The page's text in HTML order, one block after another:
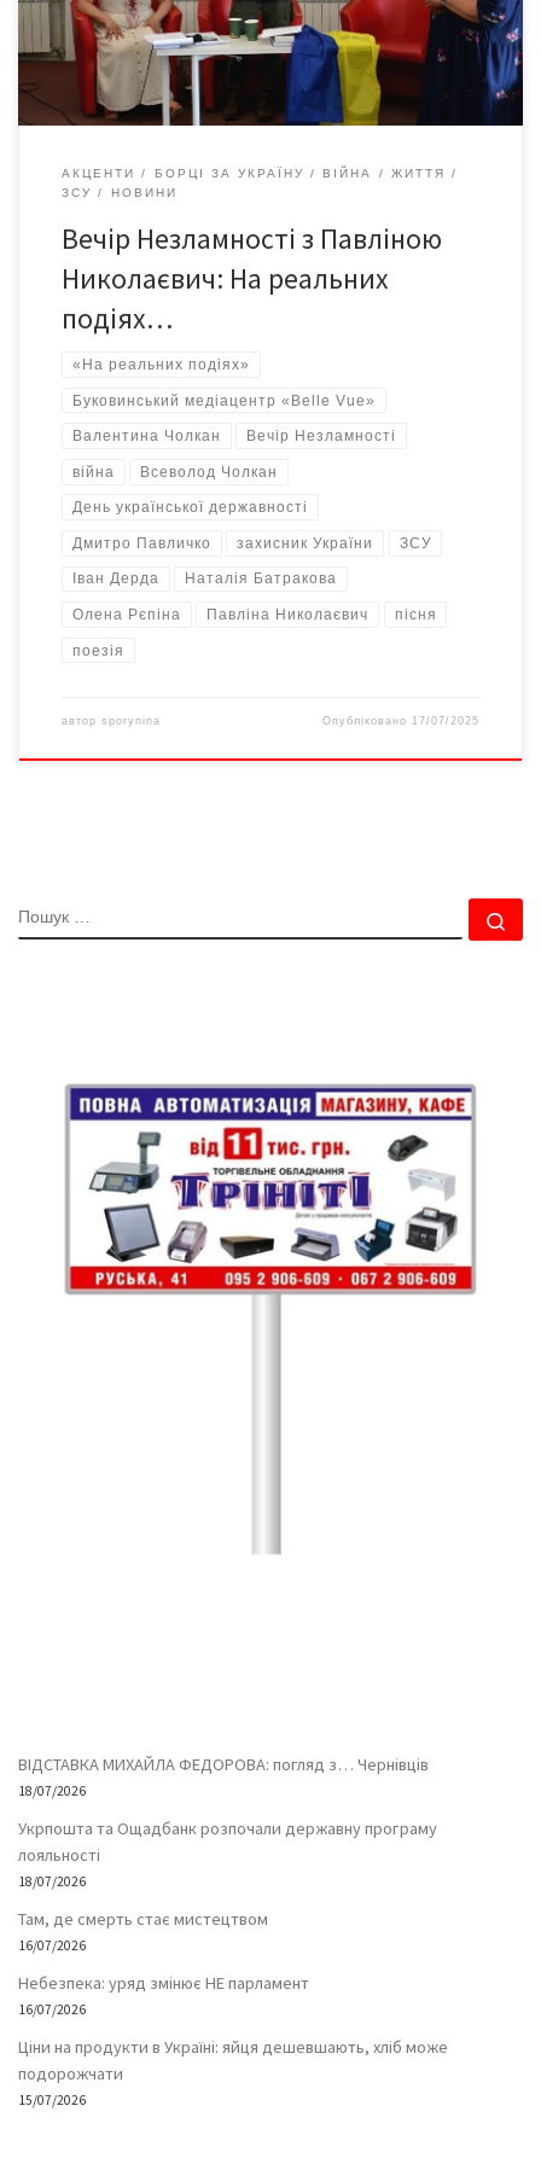
2022 році, коли вперше відзначали День української
державності, вона була нагороджена високою […]
АКЦЕНТИ БОРЦІ ЗА УКРАЇНУ ВІЙНА
ЖИТТЯ
ЗСУ
НОВИНИ
Вечір Незламності з Павліною
Николаєвич: На реальних
подіях…
«На реальних подіях»
Буковинський медіацентр «Belle Vue»
Валентина Чолкан Вечір Незламності
війна Всеволод Чолкан
День української державності
Дмитро Павличко захисник України ЗСУ
Іван Дерда Наталія Батракова
Олена Рєпіна Павліна Николаєвич пісня
поезія
автор sporynina Опубліковано 17/07/2025
ПОШУК
ВІДСТАВКА МИХАЙЛА ФЕДОРОВА: погляд з… Чернівців
18/07/2026
Укрпошта та Ощадбанк розпочали державну програму
лояльності
18/07/2026
Там, де смерть стає мистецтвом
16/07/2026
Небезпека: уряд змінює НЕ парламент
16/07/2026
Ціни на продукти в Україні: яйця дешевшають, хліб може
подорожчати
15/07/2026